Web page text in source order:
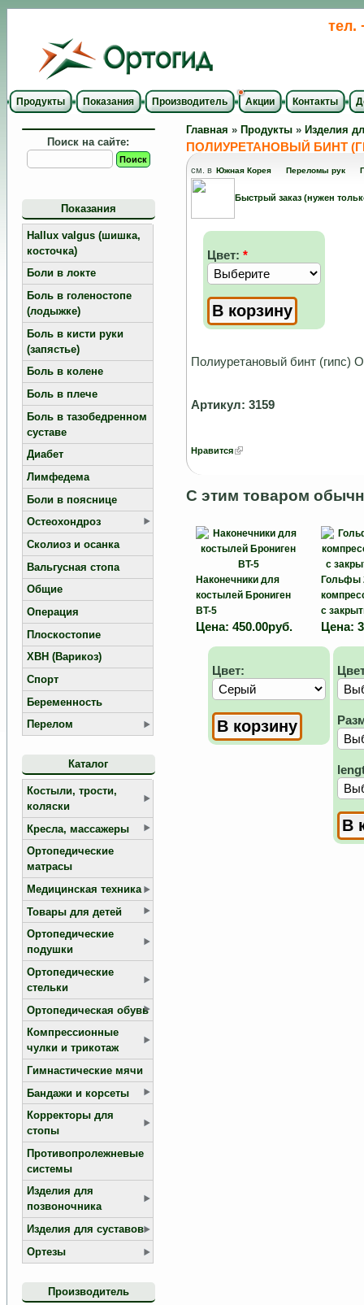
тел.
Продукты Показания Производитель Акции Контакты
Поиск на сайте:
Показания
Hallux valgus (шишка,
косточка)
Боли в локте
Боль в голеностопе
(лодыжке)
Боль в кисти руки
(запястье)
Боль в колене
Боль в плече
Боль в тазобедренном
суставе
Диабет
Лимфедема
Боли в пояснице
Остеохондроз
Сколиоз и осанка
Вальгусная стопа
Общие
Операция
Плоскостопие
ХВН (Варикоз)
Спорт
Беременность
Перелом
Каталог
Костыли, трости,
коляски
Кресла, массажеры
Ортопедические
матрасы
Медицинская техника
Товары для детей
Ортопедические
подушки
Ортопедические
стельки
Ортопедическая обувь
Компрессионные
чулки и трикотаж
Гимнастические мячи
Бандажи и корсеты
Корректоры для
стопы
Противопролежневые
системы
Изделия для
позвоночника
Изделия для суставов
Ортезы
Производитель
Главная » Продукты » Изделия
ПОЛИУРЕТАНОВЫЙ БИНТ
см. в Южная Корея Переломы рук
Быстрый заказ (нужен
Артикул: 3159
Полиуретановый бинт (гипс)
Цвет: *
Нравится
С этим товаром
Наконечники для
костылей Брониген
BT-5
Цена: 450.00руб.
Цвет:
Гольфы
с
Цена: